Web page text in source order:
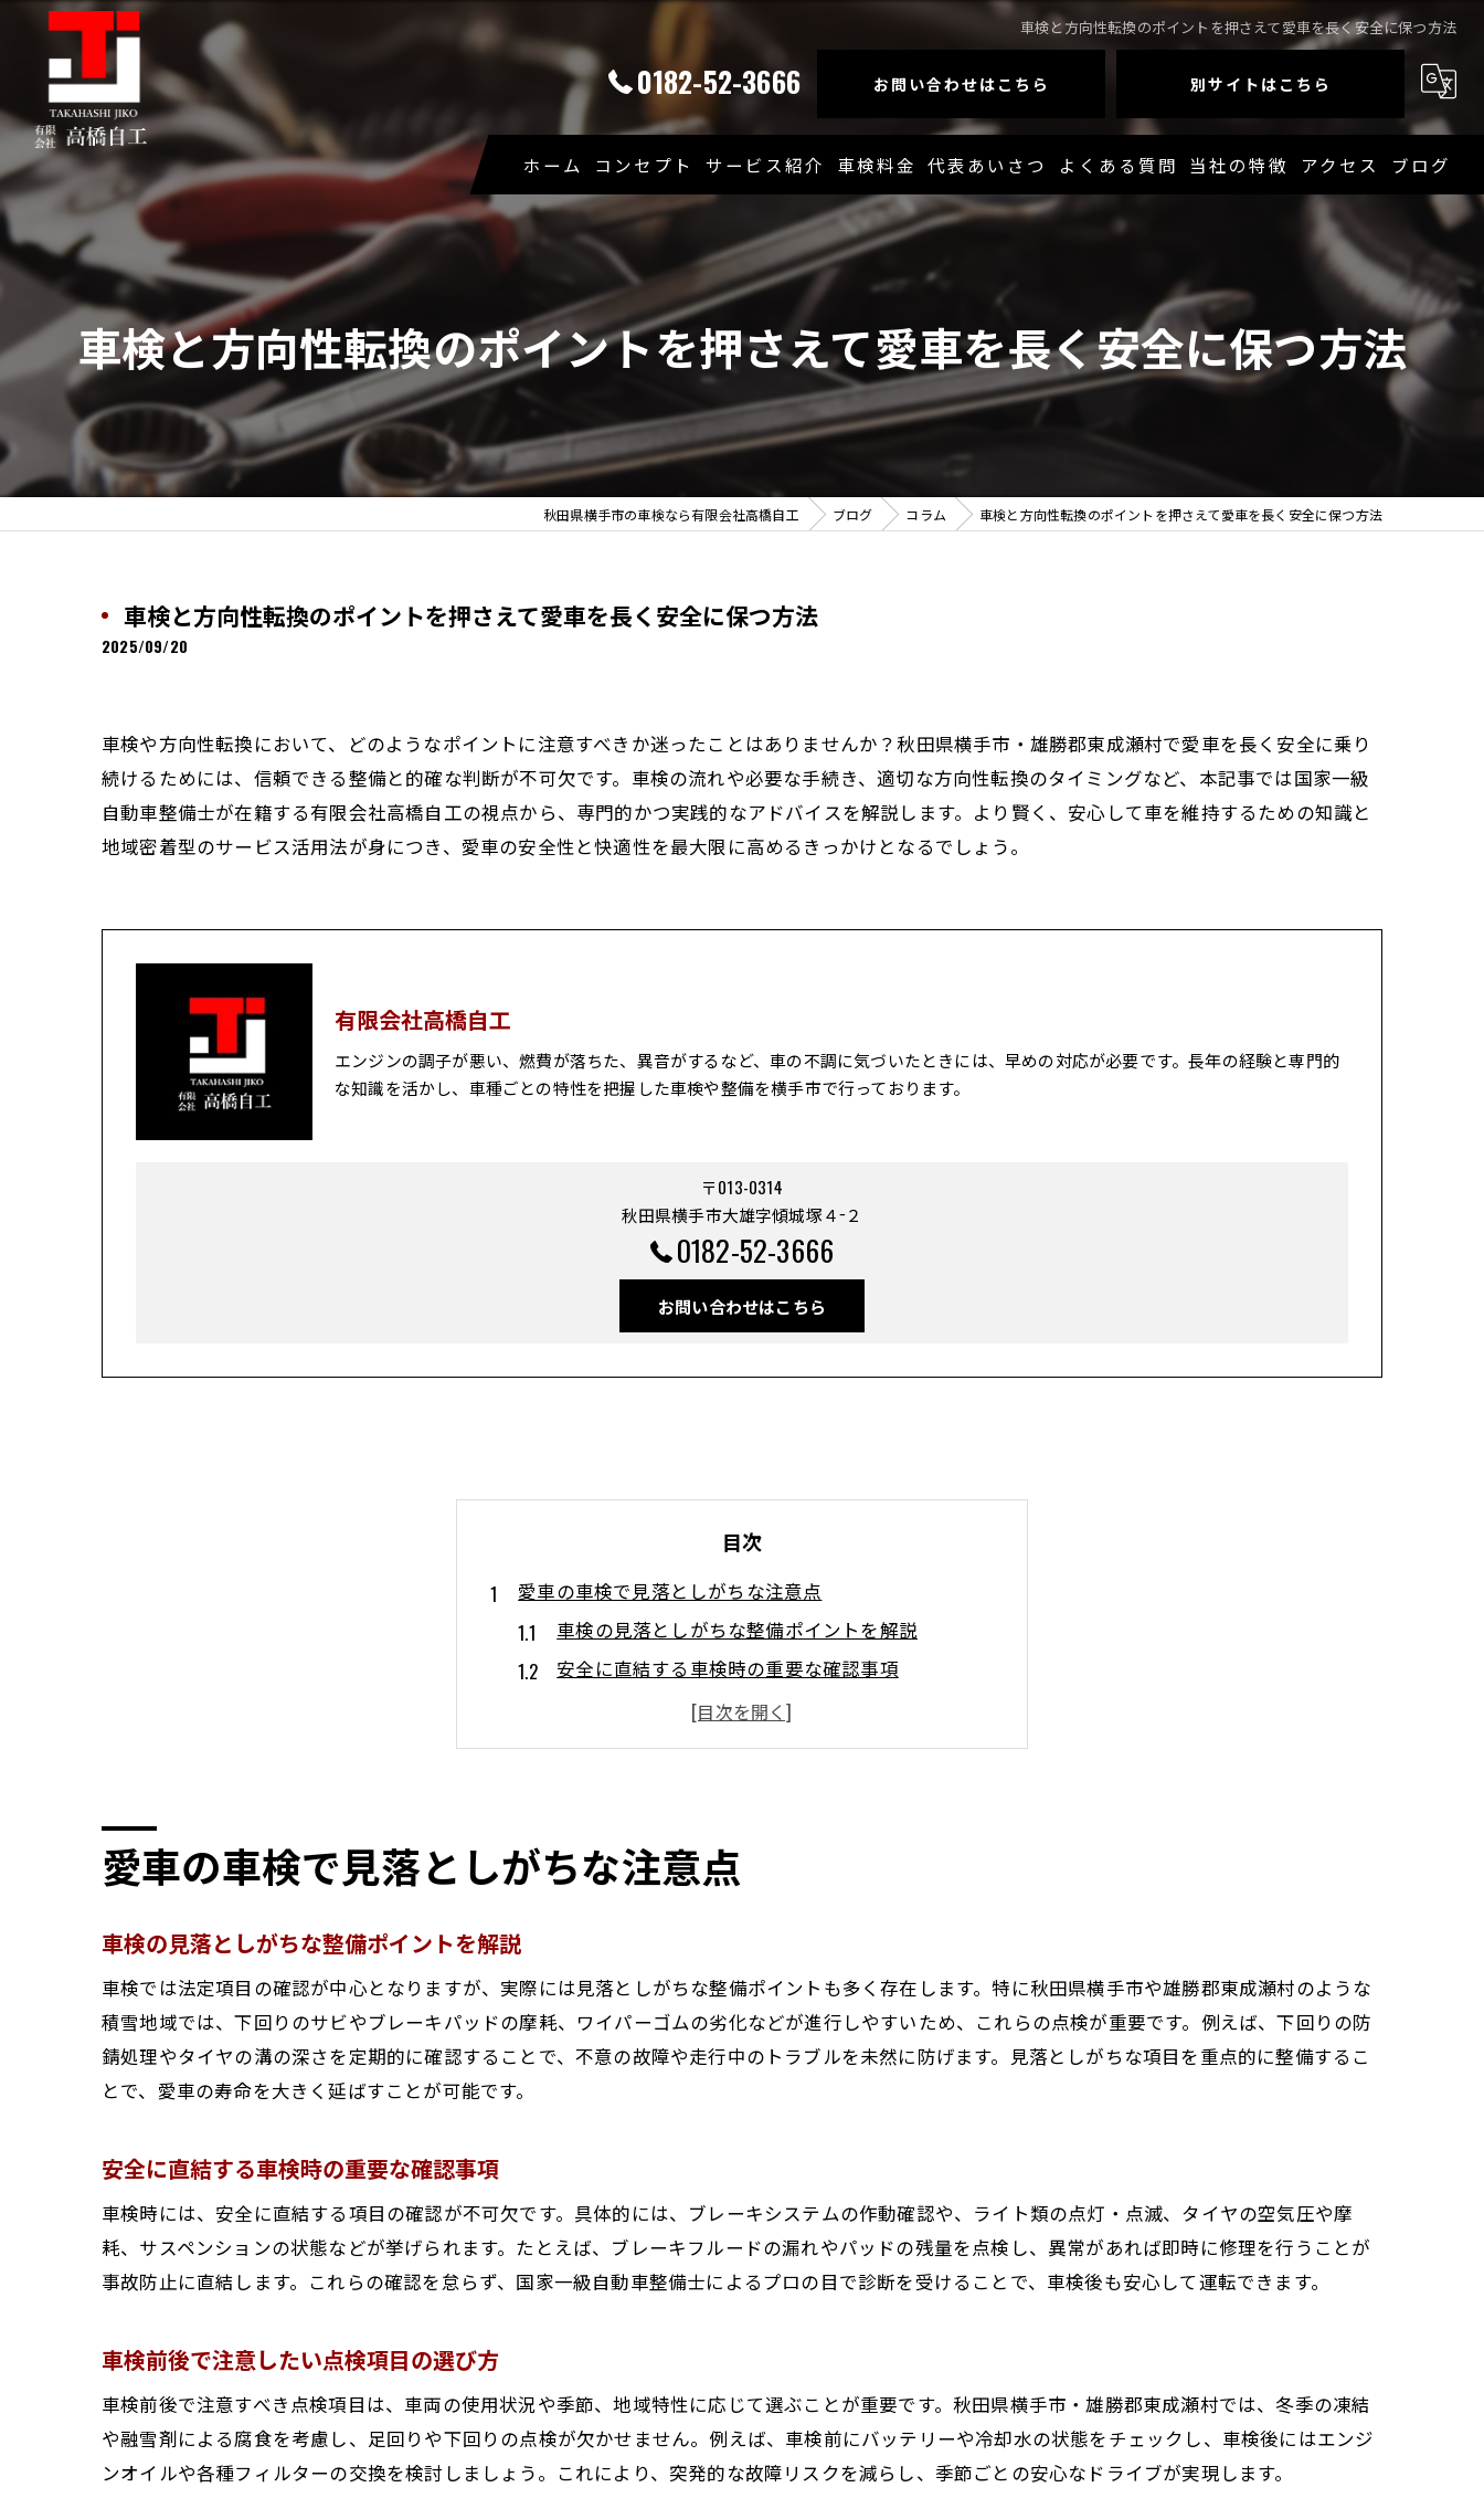
車検と方向性転換のポイントを押さえて愛車を長く安全に保つ方法
0182-52-3666 お問い合わせはこちら 別サイトはこちら
ホーム コンセプト サービス紹介 車検料金 代表あいさつ よくある質問 当社の特徴
ダイハツ
スズキ
アクセス ブログ
車検と方向性転換のポイントを押さえて愛車を長く安全に保つ方法
秋田県横手市の車検なら有限会社高橋自工 ブログ コラム 車検と方向性転換のポイントを押さえて愛車を長く安全に保つ方法
車検と方向性転換のポイントを押さえて愛車を長く安全に保つ方法
2025/09/20
車検や方向性転換において、どのようなポイントに注意すべきか迷ったことはありませんか？秋田県横手市・雄勝郡東成瀬村で愛車を長く安全に乗り
続けるためには、信頼できる整備と的確な判断が不可欠です。車検の流れや必要な手続き、適切な方向性転換のタイミングなど、本記事では国家一級
自動車整備士が在籍する有限会社高橋自工の視点から、専門的かつ実践的なアドバイスを解説します。より賢く、安心して車を維持するための知識と
地域密着型のサービス活用法が身につき、愛車の安全性と快適性を最大限に高めるきっかけとなるでしょう。
有限会社高橋自工
エンジンの調子が悪い、燃費が落ちた、異音がするなど、車の不調に気づいたときには、早めの対応が必要です。長年の経験と専門的
な知識を活かし、車種ごとの特性を把握した車検や整備を横手市で行っております。
〒013-0314
秋田県横手市大雄字傾城塚４−２
0182-52-3666
お問い合わせはこちら
目次
愛車の車検で見落としがちな注意点
車検の見落としがちな整備ポイントを解説
安全に直結する車検時の重要な確認事項
車検前後で注意したい点検項目の選び方
車検の合否を左右する基本的なチェック法
方向性転換に悩む方への実践アドバイス
方向性転換を成功させる車検活用のヒント
車検後の方向性転換で注意したい整備項目
迷いがちな方向性転換と車検の関係性解説
車検後の愛車を長持ちさせる整備方法
車検後の点検で安心を継続するコツ
車検後の故障を防ぐ日常メンテナンス術
専門整備士が語る車検と安全の関係
専門整備士が推奨する車検の安全基準
車検で守る愛車の安全性と快適性の秘訣
愛車の車検で見落としがちな注意点
車検の見落としがちな整備ポイントを解説
車検では法定項目の確認が中心となりますが、実際には見落としがちな整備ポイントも多く存在します。特に秋田県横手市や雄勝郡東成瀬村のような
積雪地域では、下回りのサビやブレーキパッドの摩耗、ワイパーゴムの劣化などが進行しやすいため、これらの点検が重要です。例えば、下回りの防
錆処理やタイヤの溝の深さを定期的に確認することで、不意の故障や走行中のトラブルを未然に防げます。見落としがちな項目を重点的に整備するこ
とで、愛車の寿命を大きく延ばすことが可能です。
安全に直結する車検時の重要な確認事項
車検時には、安全に直結する項目の確認が不可欠です。具体的には、ブレーキシステムの作動確認や、ライト類の点灯・点滅、タイヤの空気圧や摩
耗、サスペンションの状態などが挙げられます。たとえば、ブレーキフルードの漏れやパッドの残量を点検し、異常があれば即時に修理を行うことが
事故防止に直結します。これらの確認を怠らず、国家一級自動車整備士によるプロの目で診断を受けることで、車検後も安心して運転できます。
車検前後で注意したい点検項目の選び方
車検前後で注意すべき点検項目は、車両の使用状況や季節、地域特性に応じて選ぶことが重要です。秋田県横手市・雄勝郡東成瀬村では、冬季の凍結
や融雪剤による腐食を考慮し、足回りや下回りの点検が欠かせません。例えば、車検前にバッテリーや冷却水の状態をチェックし、車検後にはエンジ
ンオイルや各種フィルターの交換を検討しましょう。これにより、突発的な故障リスクを減らし、季節ごとの安心なドライブが実現します。